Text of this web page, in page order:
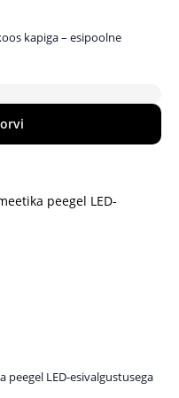
kapiga – esipoolne
LED-esivalgustusega